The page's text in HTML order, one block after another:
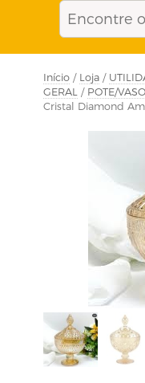
Início / Loja /
GERAL / POTE/VASO
Cristal Diamond